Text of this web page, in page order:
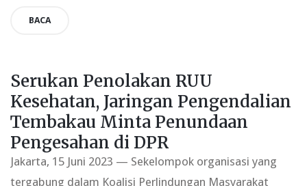
BACA
Serukan Penolakan RUU
Kesehatan, Jaringan Pengendalian
Tembakau Minta Penundaan
Pengesahan di DPR
Jakarta, 15 Juni 2023 — Sekelompok organisasi yang
tergabung dalam Koalisi Perlindungan Masyarakat